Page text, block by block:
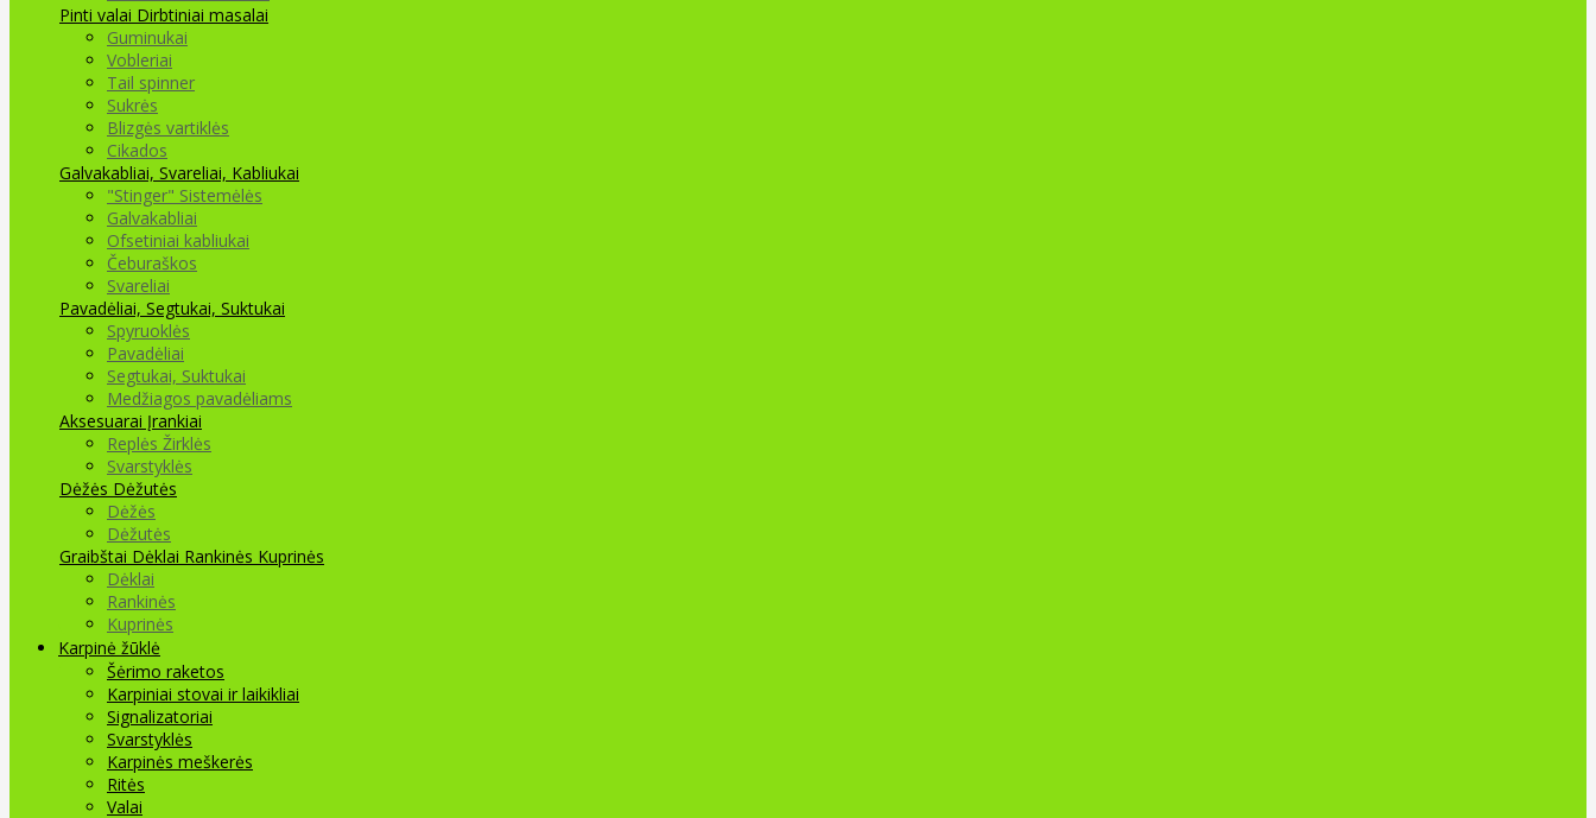
Pinti valai Dirbtiniai masalai
Guminukai
Vobleriai
Tail spinner
Sukrės
Blizgės vartiklės
Cikados
Galvakabliai, Svareliai, Kabliukai
"Stinger" Sistemėlės
Galvakabliai
Ofsetiniai kabliukai
Čeburaškos
Svareliai
Pavadėliai, Segtukai, Suktukai
Spyruoklės
Pavadėliai
Segtukai, Suktukai
Medžiagos pavadėliams
Aksesuarai Įrankiai
Replės Žirklės
Svarstyklės
Dėžės Dėžutės
Dėžės
Dėžutės
Graibštai Dėklai Rankinės Kuprinės
Dėklai
Rankinės
Kuprinės
Karpinė žūklė
Šėrimo raketos
Karpiniai stovai ir laikikliai
Signalizatoriai
Svarstyklės
Karpinės meškerės
Ritės
Valai